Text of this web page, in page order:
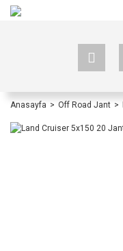
Anasayfa Off Road Jant